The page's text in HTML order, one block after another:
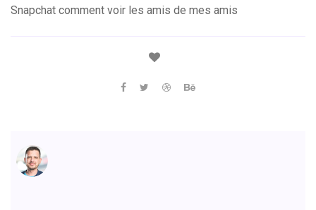
Snapchat comment voir les amis de mes amis